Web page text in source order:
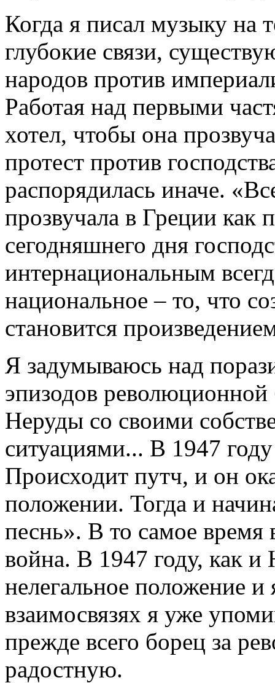
Когда я писал музыку на
глубокие связи,
народов против
Работая над первыми
хотел, чтобы она
протест против
распорядилась иначе.
прозвучала в Греции как
сегодняшнего дня
интернациональным
национальное – то, что
становится
Я задумываюсь над
эпизодов
Неруды со своими
ситуациями... В 1947
Происходит путч, и он
положении. Тогда и
песнь». В то самое время
война. В 1947 году, как и
нелегальное положение
взаимосвязях я уже
прежде всего борец за
радостную.